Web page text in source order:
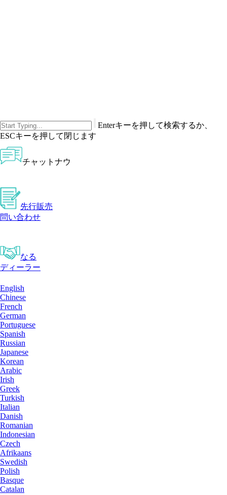
Enterキーを押して検索するか、
ESCキーを押して閉じます
チャットナウ
先行販売
問い合わせ
なる
ディーラー
English
Chinese
French
German
Portuguese
Spanish
Russian
Japanese
Korean
Arabic
Irish
Greek
Turkish
Italian
Danish
Romanian
Indonesian
Czech
Afrikaans
Swedish
Polish
Basque
Catalan